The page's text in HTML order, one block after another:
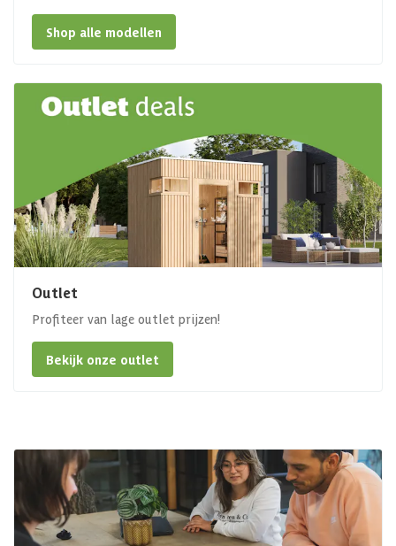
Shop alle modellen
Outlet
Profiteer van lage outlet prijzen!
Bekijk onze outlet